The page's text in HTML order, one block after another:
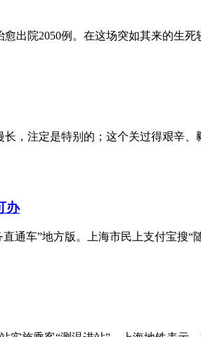
出院2050例。在这场突如其来的生
，注定是特别的；这个关过得艰辛
办
通车”地方版。上海市民上支付宝搜